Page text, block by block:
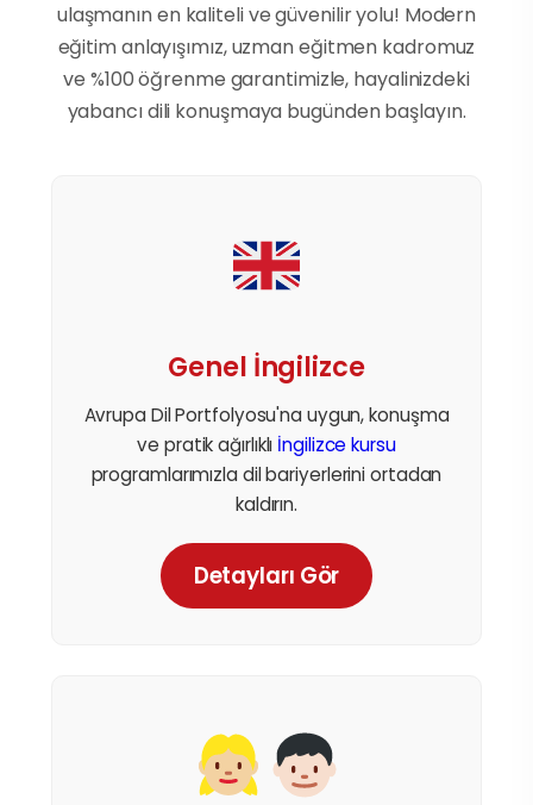
ulaşmanın en kaliteli ve güvenilir yolu! Modern
eğitim anlayışımız, uzman eğitmen kadromuz
ve %100 öğrenme garantimizle, hayalinizdeki
yabancı dili konuşmaya bugünden başlayın.
Genel İngilizce
Avrupa Dil Portfolyosu'na uygun, konuşma
ve pratik ağırlıklı İngilizce kursu
programlarımızla dil bariyerlerini ortadan
kaldırın.
Detayları Gör